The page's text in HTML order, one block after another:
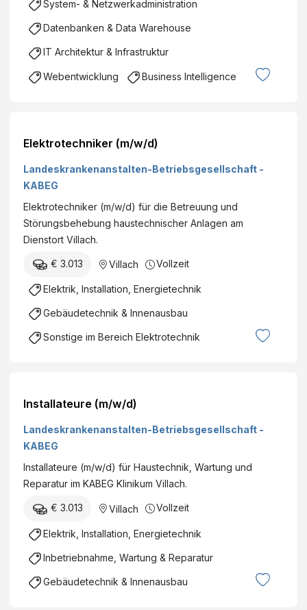
System- & Netzwerkadministration
Datenbanken & Data Warehouse
IT Architektur & Infrastruktur
Webentwicklung Business Intelligence
Elektrotechniker (m/w/d)
Landeskrankenanstalten-Betriebsgesellschaft -
KABEG
Elektrotechniker (m/w/d) für die Betreuung und
Störungsbehebung haustechnischer Anlagen am
Dienstort Villach.
€ 3.013 Villach Vollzeit
Elektrik, Installation, Energietechnik
Gebäudetechnik & Innenausbau
Sonstige im Bereich Elektrotechnik
Installateure (m/w/d)
Landeskrankenanstalten-Betriebsgesellschaft -
KABEG
Installateure (m/w/d) für Haustechnik, Wartung und
Reparatur im KABEG Klinikum Villach.
€ 3.013 Villach Vollzeit
Elektrik, Installation, Energietechnik
Inbetriebnahme, Wartung & Reparatur
Gebäudetechnik & Innenausbau